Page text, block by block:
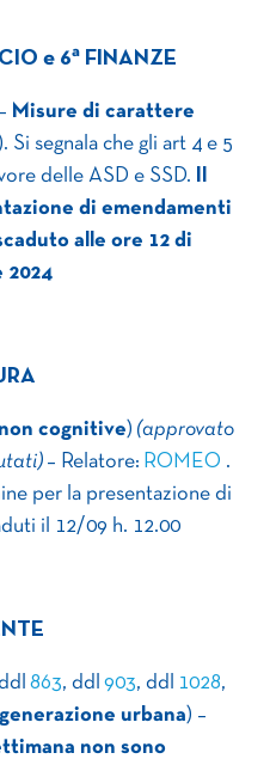
e 6a FINANZE
Misure di carattere
). Si segnala che gli art 4 e 5
delle ASD e SSD.
di emendamenti
alle ore 12 di
2024
cognitive) (approvato
– Relatore: ROMEO .
per la presentazione di
il 12/09 h. 12.00
863, ddl 903, ddl 1028,
urbana) –
non sono